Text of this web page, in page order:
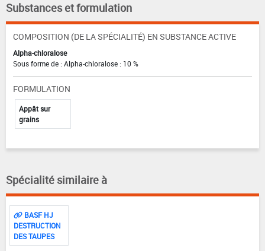
Substances et formulation
COMPOSITION (DE LA SPÉCIALITÉ) EN SUBSTANCE ACTIVE
Alpha-chloralose
Sous forme de : Alpha-chloralose : 10 %
FORMULATION
Appât sur
grains
Spécialité similaire à
BASF HJ
DESTRUCTION
DES TAUPES